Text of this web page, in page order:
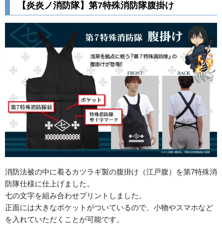
【炎炎ノ消防隊】第7特殊消防隊腹掛け
消防法被の中に着るカツラギ製の腹掛け（江戸腹）を第7特殊消
防隊仕様に仕上げました。
七の文字を組み合わせプリントしました。
正面には大きなポケットがついているので、小物やスマホなど
を入れていただくことが可能です。